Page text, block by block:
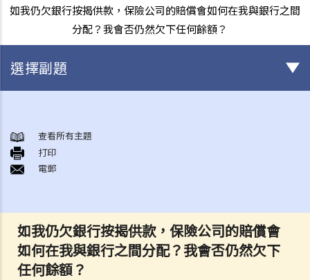
如我仍欠銀行按揭供款，保險公司的賠償會如何在我與銀行之間
分配？我會否仍然欠下任何餘額？
如我仍欠銀行按揭供款，保險公司的賠償會
如何在我與銀行之間分配？我會否仍然欠下
任何餘額？
選擇副題
A. 火葬
B. 骨灰安置所（靈灰安置所）
C. 土葬
E. 骨灰撒海
F. 遺體／骨殖／骨灰出入香港
人身傷亡
傷者本人
查看所有主題
打印
電郵